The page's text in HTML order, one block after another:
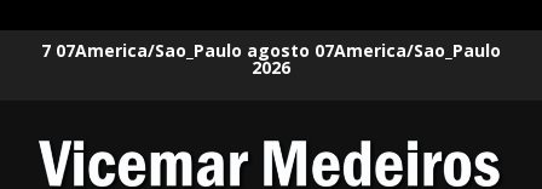
7 07America/Sao_Paulo agosto 07America/Sao_Paulo
2026